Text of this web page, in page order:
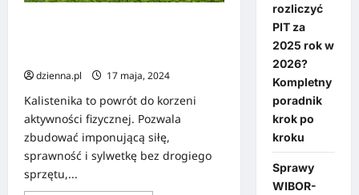
dzienna.pl
17 maja, 2024
Kalistenika to powrót do korzeni
aktywności fizycznej. Pozwala
zbudować imponującą siłę,
sprawność i sylwetkę bez drogiego
sprzętu,...
rozliczyć
PIT za
2025 rok w
2026?
Kompletny
poradnik
krok po
kroku
Sprawy
WIBOR-